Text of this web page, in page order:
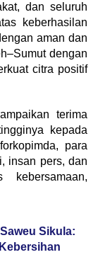
dan seluruh
keberhasilan
aman dan
dengan
citra positif
terima
kepada
para
insan pers, dan
Sikula: